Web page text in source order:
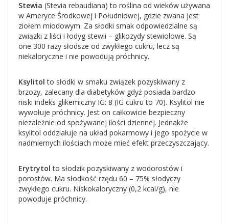
Stewia (Stevia rebaudiana) to roślina od wieków używana
w Ameryce Środkowej i Południowej, gdzie zwana jest
ziołem miodowym. Za słodki smak odpowiedzialne są
związki z liści i łodyg stewii – glikozydy stewiolowe. Są
one 300 razy słodsze od zwykłego cukru, lecz są
niekaloryczne i nie powodują próchnicy.
Ksylitol to słodki w smaku związek pozyskiwany z
brzozy, zalecany dla diabetyków gdyż posiada bardzo
niski indeks glikemiczny IG: 8 (IG cukru to 70). Ksylitol nie
wywołuje próchnicy. Jest on całkowicie bezpieczny
niezależnie od spożywanej ilości dziennej. Jednakże
ksylitol oddziałuje na układ pokarmowy i jego spożycie w
nadmiernych ilościach może mieć efekt przeczyszczający.
Erytrytol to słodzik pozyskiwany z wodorostów i
porostów. Ma słodkość rzędu 60 – 75% słodyczy
zwykłego cukru. Niskokaloryczny (0,2 kcal/g), nie
powoduje próchnicy.